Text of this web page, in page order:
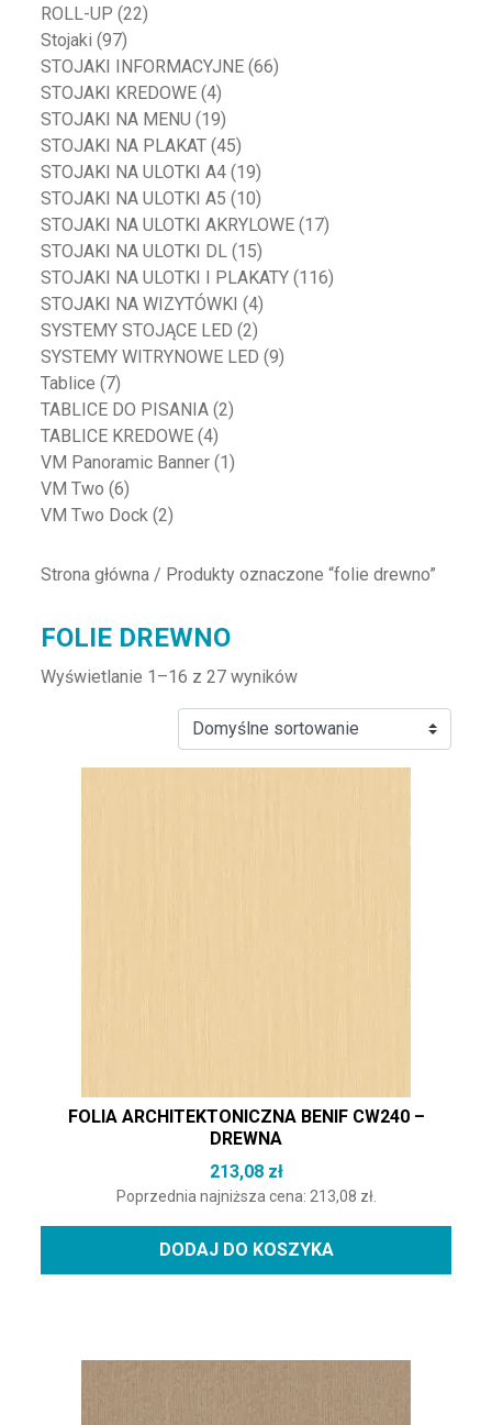
ROLL-UP (22)
Stojaki (97)
STOJAKI INFORMACYJNE (66)
STOJAKI KREDOWE (4)
STOJAKI NA MENU (19)
STOJAKI NA PLAKAT (45)
STOJAKI NA ULOTKI A4 (19)
STOJAKI NA ULOTKI A5 (10)
STOJAKI NA ULOTKI AKRYLOWE (17)
STOJAKI NA ULOTKI DL (15)
STOJAKI NA ULOTKI I PLAKATY (116)
STOJAKI NA WIZYTÓWKI (4)
SYSTEMY STOJĄCE LED (2)
SYSTEMY WITRYNOWE LED (9)
Tablice (7)
TABLICE DO PISANIA (2)
TABLICE KREDOWE (4)
VM Panoramic Banner (1)
VM Two (6)
VM Two Dock (2)
Strona główna / Produkty oznaczone “folie drewno”
FOLIE DREWNO
Wyświetlanie 1–16 z 27 wyników
FOLIA ARCHITEKTONICZNA BENIF CW240 –
DREWNA
213,08 zł
Poprzednia najniższa cena: 213,08 zł.
DODAJ DO KOSZYKA